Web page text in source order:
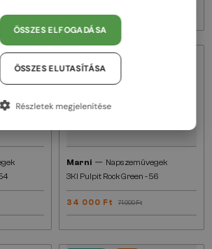
48/72 -53%
Marni — Napszemüvegek
3KI Pulpit Rock Green - 56
34 000 Ft 71 000 Ft
ÖSSZES ELFOGADÁSA
ÖSSZES ELUTASÍTÁSA
Részletek megjelenítése